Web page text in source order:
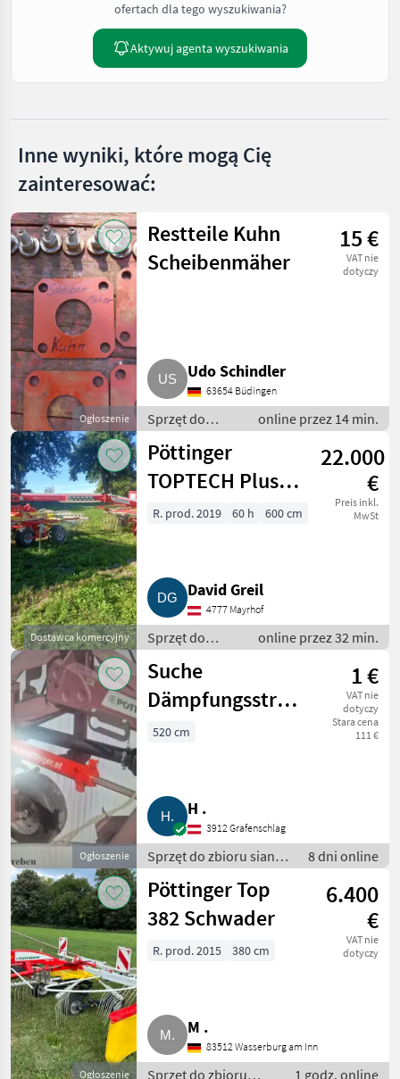
ofertach dla tego wyszukiwania?
Aktywuj agenta wyszukiwania
Inne wyniki, które mogą Cię
zainteresować:
Ogłoszenie
Restteile Kuhn
Scheibenmäher
15 €
VAT nie
dotyczy
Udo Schindler
63654 Büdingen
Sprzęt do
zbioru siana i
paszowy /
Kosiarki
dyskowe
online przez 14 min.
Dostawca komercyjny
Pöttinger
TOPTECH Plus
TOP611A
22.000
€
Preis inkl.
MwSt
R. prod. 2019 60 h 600 cm
David Greil
4777 Mayrhof
Sprzęt do
zbioru siana i
paszowy /
Zgrabiarki
karuzelowe/ do
siana
online przez 32 min.
Ogłoszenie
Suche
Dämpfungsstreben
Pöttinger Euro
1 €
VAT nie
dotyczy
Stara cena
111 €
520 cm
H .
3912 Grafenschlag
Sprzęt do zbioru siana i
paszowy /
Przetrząsacze
karuzelowe/ do siana
8 dni online
Ogłoszenie
Pöttinger Top
382 Schwader
6.400
€
VAT nie
dotyczy
R. prod. 2015 380 cm
M .
83512 Wasserburg am Inn
Sprzęt do zbioru
1 godz. online